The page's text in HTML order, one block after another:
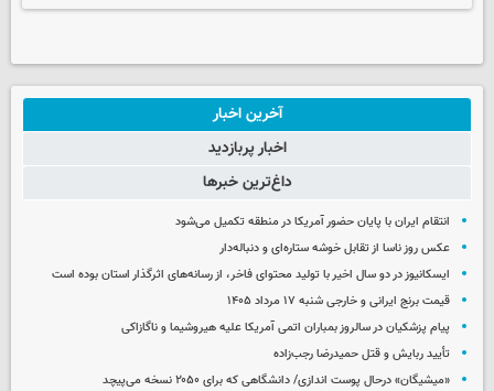
آخرین اخبار
اخبار پربازدید
داغ‌ترین خبرها
انتقام ایران با پایان حضور آمریکا در منطقه تکمیل می‌شود
عکس روز ناسا از تقابل خوشه ستاره‌ای و دنباله‌دار
ایسکانیوز در دو سال اخیر با تولید محتوای فاخر، از رسانه‌های اثرگذار استان بوده است
قیمت برنج ایرانی و خارجی شنبه ۱۷ مرداد ۱۴۰۵
پیام پزشکیان در سالروز بمباران اتمی آمریکا علیه هیروشیما و ناگازاکی
تأیید ربایش و قتل حمیدرضا رجب‌زاده
«میشیگان» درحال پوست اندازی/ دانشگاهی که برای ۲۰۵۰ نسخه می‌پیچد